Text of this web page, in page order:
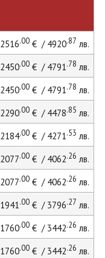
2516.00€ / 4920.87 лв.
2450.00€ / 4791.78 лв.
2450.00€ / 4791.78 лв.
2290.00€ / 4478.85 лв.
2184.00€ / 4271.53 лв.
2077.00€ / 4062.26 лв.
2077.00€ / 4062.26 лв.
1941.00€ / 3796.27 лв.
1760.00€ / 3442.26 лв.
1760.00€ / 3442.26 лв.